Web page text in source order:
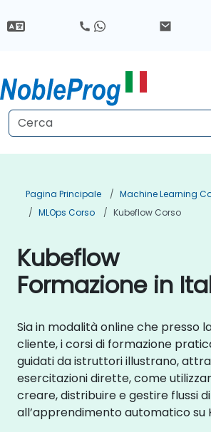
Pagina Principale
Machine Learning
MLOps Corso
Kubeflow Corso
Kubeflow
Formazione in
Sia in modalità online che presso
cliente, i corsi di formazione
guidati da istruttori illustrano,
esercitazioni dirette, come
creare, distribuire e gestire flussi
all’apprendimento automatico su